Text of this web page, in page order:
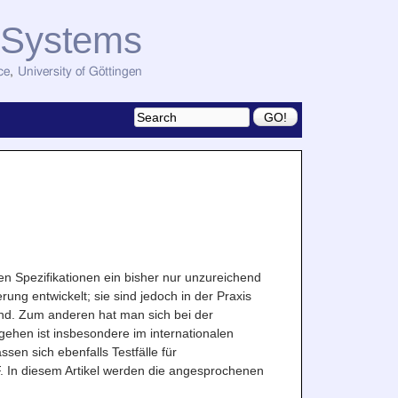
, University of Göttingen
Spezifikationen ein bisher nur unzureichend
entwickelt; sie sind jedoch in der Praxis
Zum anderen hat man sich bei der
ist insbesondere im internationalen
sich ebenfalls Testfälle für
diesem Artikel werden die angesprochenen